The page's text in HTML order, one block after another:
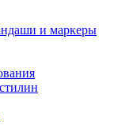
и маркеры